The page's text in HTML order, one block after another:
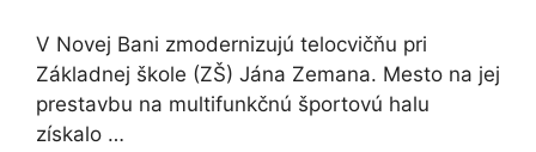
V Novej Bani zmodernizujú telocvičňu pri
Základnej škole (ZŠ) Jána Zemana. Mesto na jej
prestavbu na multifunkčnú športovú halu
získalo …